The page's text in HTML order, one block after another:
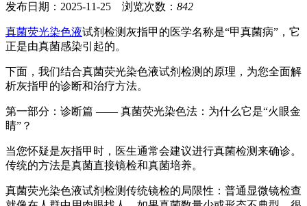
发布日期：2025-11-25 浏览次数： 842
真菌荧光染色液试剂检测灰指甲的医学名称是“甲真菌病”，它
正是由真菌感染引起的。
下面，我们结合真菌荧光染色液试剂检测的原理，为您全面解
析灰指甲的诊断和治疗方法。
第一部分：诊断篇 —— 真菌荧光染色法：为什么它是“火眼金
睛”？
当您怀疑是灰指甲时，医生通常会建议进行真菌检测来确诊。
传统的方法是真菌直接镜检和真菌培养。
真菌荧光染色液试剂检测传统镜检的局限性：普通显微镜检查